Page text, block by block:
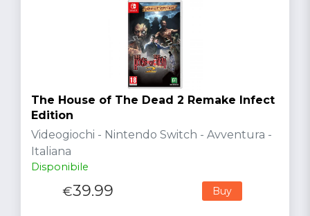
The House of The Dead 2 Remake Infect
Edition
Videogiochi - Nintendo Switch - Avventura -
Italiana
Disponibile
€39.99 Buy